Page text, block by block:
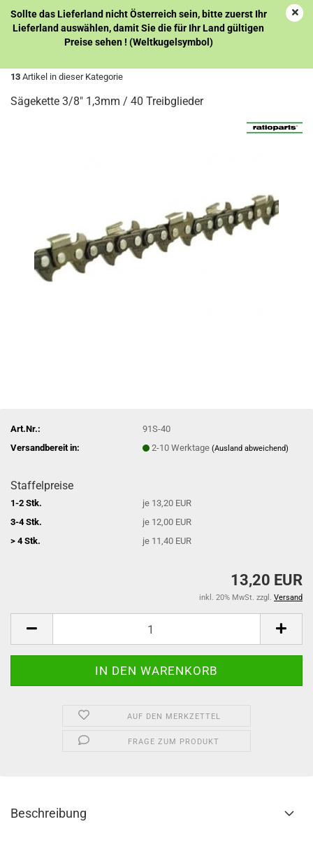
Sollte das Lieferland nicht Österreich sein, bitte zuerst Ihr
Lieferland auswählen, damit Sie die für Ihr Land gültigen
Preise sehen ! (Weltkugelsymbol)
13 Artikel in dieser Kategorie
Sägekette 3/8" 1,3mm / 40 Treibglieder
Art.Nr.:
91S-40
Versandbereit in:
2-10 Werktage(Ausland abweichend)
Staffelpreise
1-2 Stk.
je 13,20 EUR
3-4 Stk.
je 12,00 EUR
> 4 Stk.
je 11,40 EUR
13,20 EUR
inkl. 20% MwSt. zzgl. Versand
AUF DEN MERKZETTEL
FRAGE ZUM PRODUKT
Beschreibung